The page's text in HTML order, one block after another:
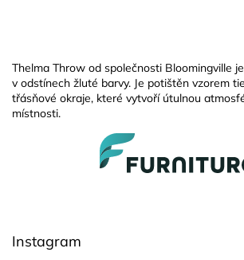
Thelma Throw od společnosti Bloomingville
v odstínech žluté barvy. Je potištěn vzorem
třásňové okraje, které vytvoří útulnou
místnosti.
Instagram